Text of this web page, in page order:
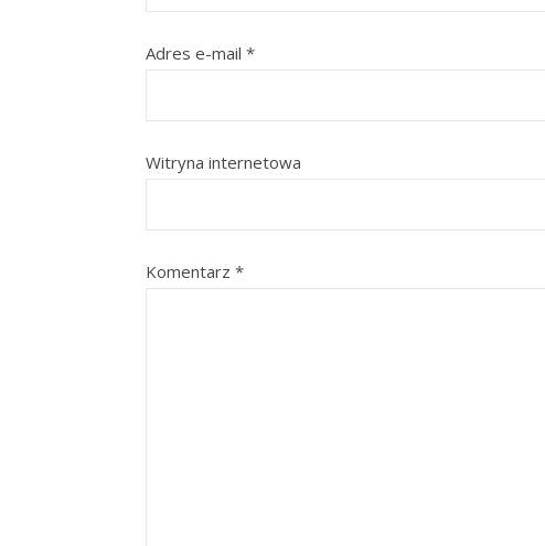
Adres e-mail *
Witryna internetowa
Komentarz *